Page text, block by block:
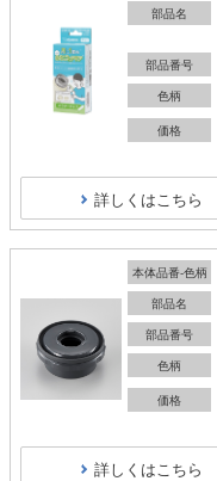
部品名
部品番号
色柄
価格
詳しくはこちら
本体品番-色柄
部品名
部品番号
色柄
価格
詳しくはこちら